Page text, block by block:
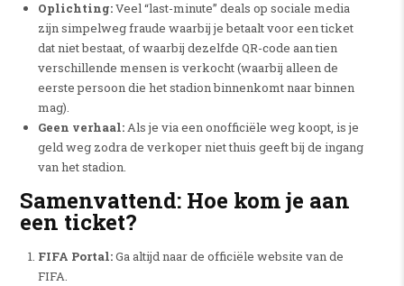
Oplichting:Veel “last-minute” deals op sociale media
zijn simpelweg fraude waarbij je betaalt voor een ticket
dat niet bestaat, of waarbij dezelfde QR-code aan tien
verschillende mensen is verkocht (waarbij alleen de
eerste persoon die het stadion binnenkomt naar binnen
mag).
Geen verhaal:Als je via een onofficiële weg koopt, is je
geld weg zodra de verkoper niet thuis geeft bij de ingang
van het stadion.
Samenvattend: Hoe kom je aan
een ticket?
FIFA Portal:Ga altijd naar de officiële website van de
FIFA.